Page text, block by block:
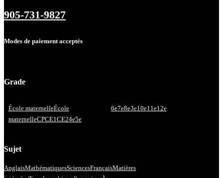
905-731-9827
Modes de paiement acceptés
Grade
École maternelleÉcole
maternelleCPCE1CE24e5e
6e7e8e3e10e11e12e
Sujet
AnglaisMathématiquesSciencesFrançaisMatières